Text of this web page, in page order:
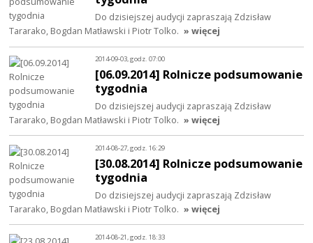
Do dzisiejszej audycji zapraszają Zdzisław
Tararako, Bogdan Matławski i Piotr Tolko. » więcej
2014-09-03, godz. 07:00
[06.09.2014] Rolnicze podsumowanie
tygodnia
Do dzisiejszej audycji zapraszają Zdzisław
Tararako, Bogdan Matławski i Piotr Tolko. » więcej
2014-08-27, godz. 16:29
[30.08.2014] Rolnicze podsumowanie
tygodnia
Do dzisiejszej audycji zapraszają Zdzisław
Tararako, Bogdan Matławski i Piotr Tolko. » więcej
2014-08-21, godz. 18:33